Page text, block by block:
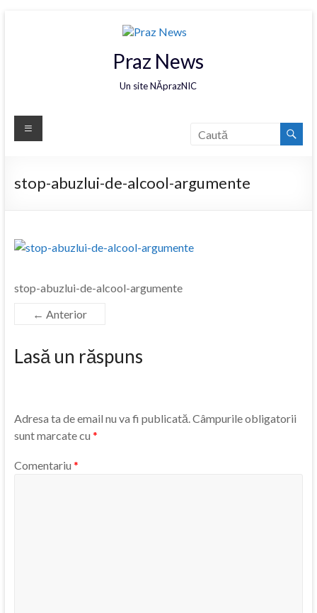
Praz News
Un site NĂprazNIC
stop-abuzlui-de-alcool-argumente
stop-abuzlui-de-alcool-argumente
← Anterior
Lasă un răspuns
Adresa ta de email nu va fi publicată.Câmpurile obligatorii
sunt marcate cu *
Comentariu *